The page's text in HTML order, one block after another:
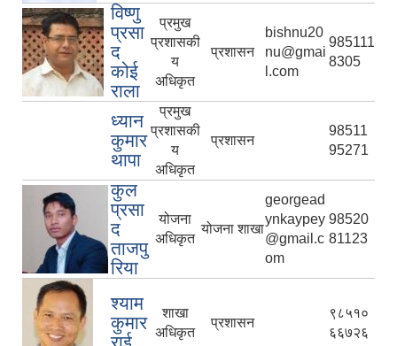
विष्णु
प्रसा
द
कोई
राला
प्रमुख
प्रशासकी
य
अधिकृत
प्रशासन
bishnu20
nu@gmai
l.com
985111
8305
ध्यान
कुमार
थापा
प्रमुख
प्रशासकी
य
अधिकृत
प्रशासन
98511
95271
कुल
प्रसा
द
ताजपु
रिया
योजना
अधिकृत
योजना शाखा
georgead
ynkaypey
@gmail.c
om
98520
81123
श्याम
कुमार
शाखा
अधिकृत
प्रशासन
९८५१०
६६७२६